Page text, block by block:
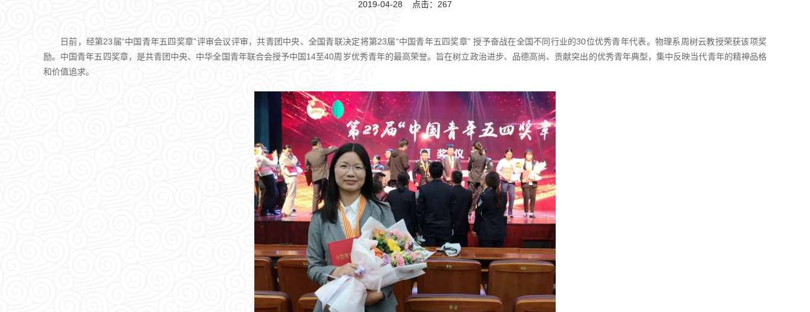
2019-04-28 点击： 267
日前，经第23届“中国青年五四奖章”评审会议评审，共青团中央、全国青联决定将第23届“中国青年五四奖章” 授予奋战在全国不同行业的30位优秀青年代表。物理系周树云教授荣获该项奖
励。中国青年五四奖章，是共青团中央、中华全国青年联合会授予中国14至40周岁优秀青年的最高荣誉。旨在树立政治进步、品德高尚、贡献突出的优秀青年典型，集中反映当代青年的精神品格
和价值追求。